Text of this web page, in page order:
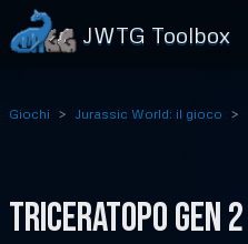
JWTG Toolbox
Giochi Jurassic World: il gioco
TRICERATOPO GEN 2